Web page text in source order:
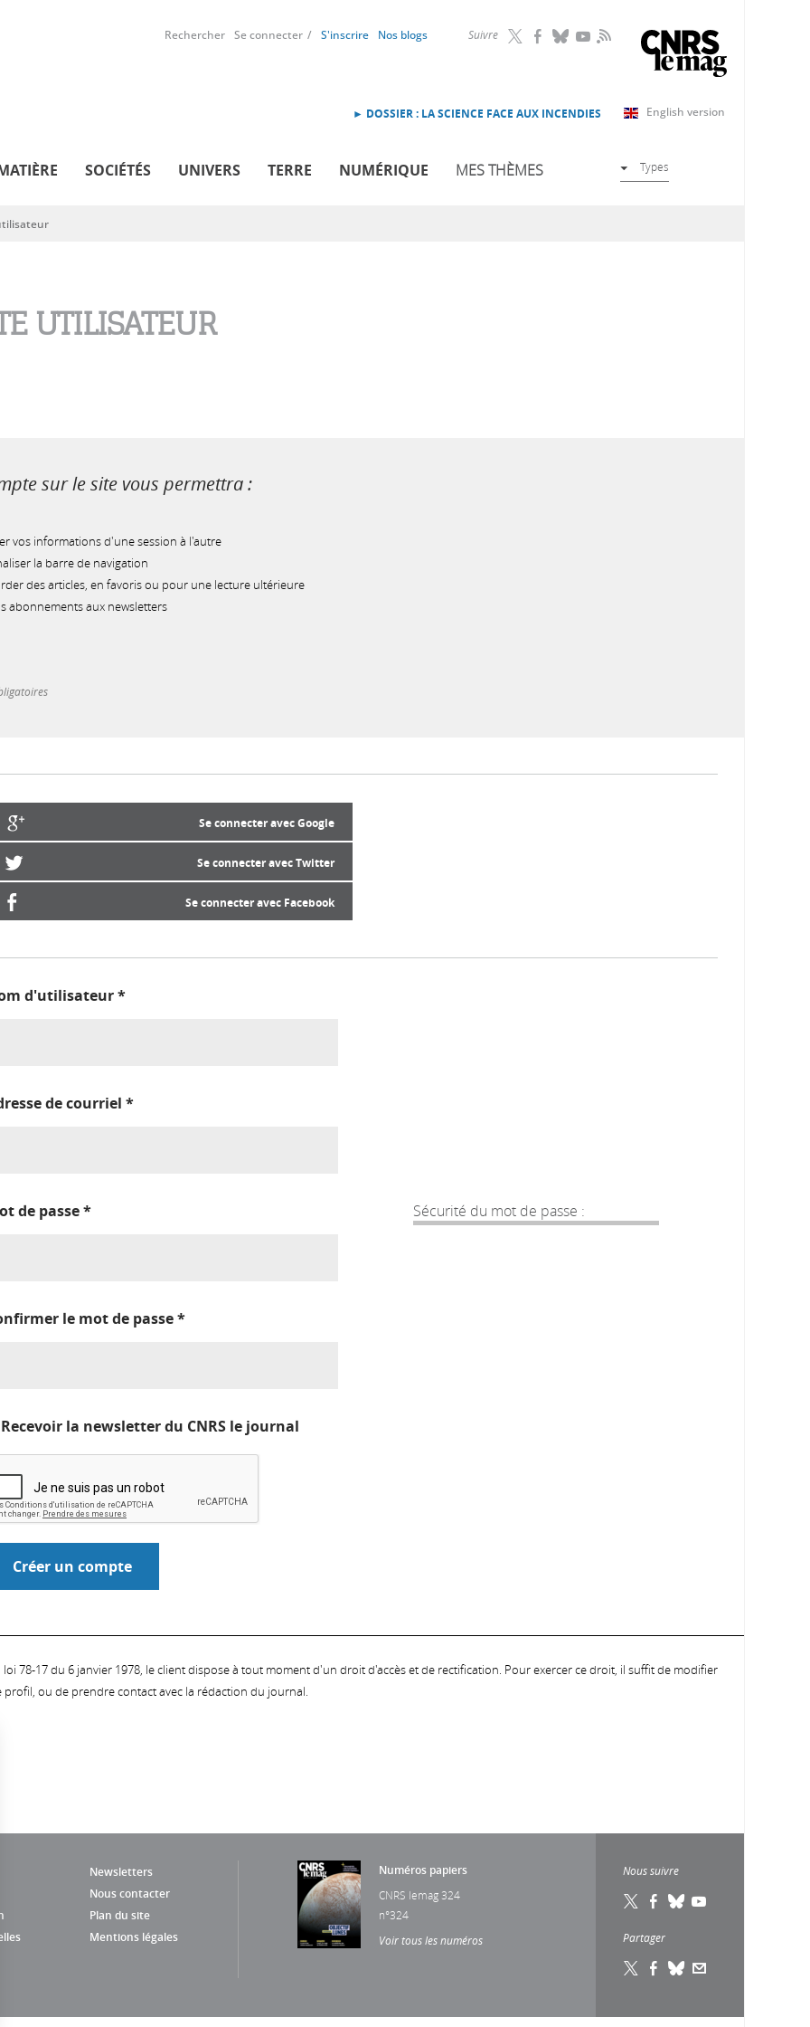
Suivre RSS
Rechercher Se connecter S'inscrire Nos blogs
English version
► DOSSIER : LA SCIENCE FACE AUX INCENDIES
SOCIÉTÉS UNIVERS TERRE NUMÉRIQUE MES THÈMES Types
UTILISATEUR
sur le site vous permettra :
vos informations d'une session à l'autre
la barre de navigation
des articles, en favoris ou pour une lecture ultérieure
abonnements aux newsletters
Se connecter avec Google
Se connecter avec Twitter
Se connecter avec Facebook
d'utilisateur*
de courriel *
Sécurité du mot de passe :
de passe*
le mot de passe*
Recevoir la newsletter du CNRS le journal
78-17 du 6 janvier 1978, le client dispose à tout moment d'un droit d'accès et de rectification. Pour exercer ce droit, il suffit de modifier
ou de prendre contact avec la rédaction du journal.
Newsletters
Nous contacter
Plan du site
Mentions légales
Numéros papiers
CNRS lemag 324
n°324
Voir tous les numéros
Nous suivre
Partager